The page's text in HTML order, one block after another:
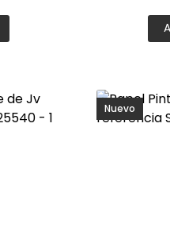
dinamismo, orden
Nuevo